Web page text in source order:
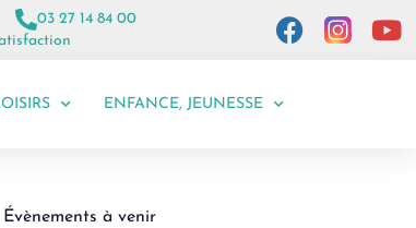
03 27 14 84 00
ENFANCE, JEUNESSE
Évènements à venir